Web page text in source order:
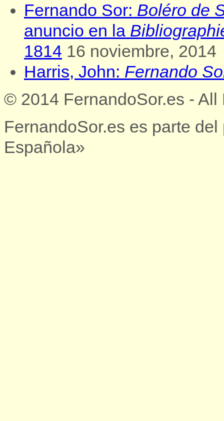
Fernando Sor: Boléro de
anuncio en la
1814 16 noviembre, 2014
Harris, John: Fernando
© 2014 FernandoSor.es - All
FernandoSor.es es parte
Española»